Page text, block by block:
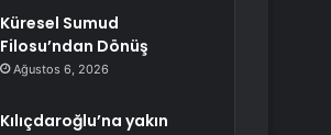
Küresel Sumud
Filosu’ndan Dönüş
Ağustos 6, 2026
Kılıçdaroğlu’na yakın